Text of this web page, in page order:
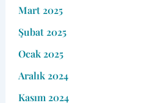
Mart 2025
Şubat 2025
Ocak 2025
Aralık 2024
Kasım 2024